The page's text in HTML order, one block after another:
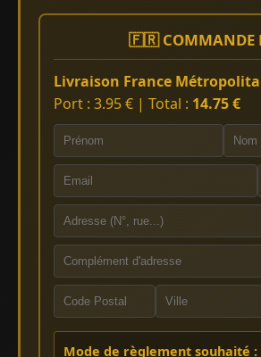
🇫🇷 COMMANDE
Livraison France
Port : 3.95 € | Total : 14.75 €
Mode de règlement souhaité :